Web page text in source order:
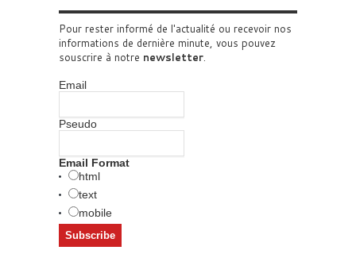
Pour rester informé de l'actualité ou recevoir nos
informations de dernière minute, vous pouvez
souscrire à notre newsletter
Email
Pseudo
Email Format
html
text
mobile